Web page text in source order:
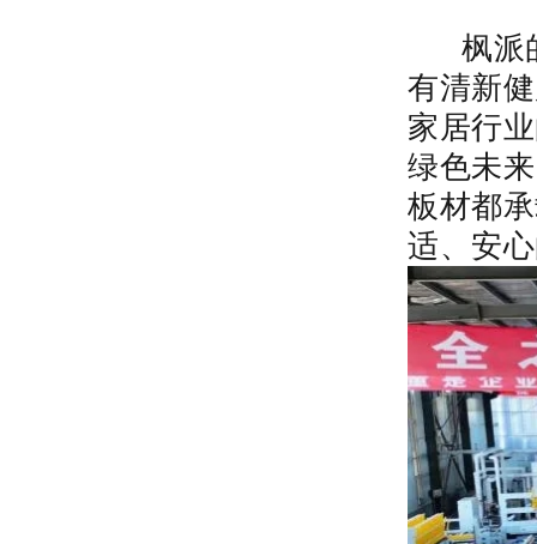
枫派的
有清新
家居行
绿色未
板材都
适、安